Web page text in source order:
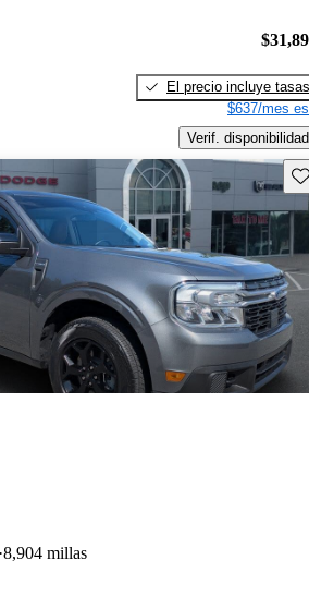
El precio incluye tasas
$637/mes
Verif. disponibilidad
8,904 millas